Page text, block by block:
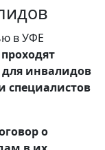
инвалидов
специалистов
о